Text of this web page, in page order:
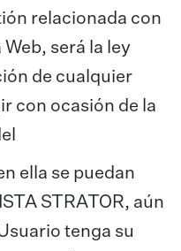
relacionada con
será la ley
de cualquier
con ocasión de la
ella se puedan
STRATOR, aún
tenga su